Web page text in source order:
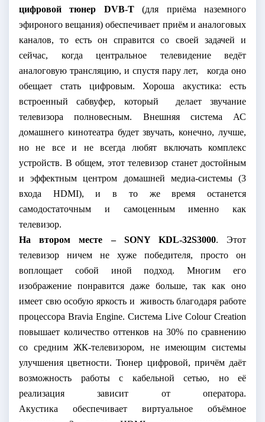
цифровой тюнер DVB-T
(для приёма наземного
эфироного вещания) обеспечивает приём и аналоговых
каналов, то есть он справится со своей задачей и
сейчас, когда центральное телевидение ведёт
аналоговую трансляцию, и спустя пару лет,
когда оно
обещает стать цифровым. Хороша акустика: есть
встроенный сабвуфер, который
делает звучание
телевизора полновесным. Внешняя система АС
домашнего кинотеатра будет звучать, конечно, лучше,
но не все и не всегда любят включать комплекс
устройств. В общем, этот телевизор станет достойным
и эффектным центром домашней медиа-системы (3
входа HDMI), и в то же время останется
самодостаточным и самоценным именно как
телевизор.
На втором месте – SONY KDL-32S3000. Этот
телевизор ничем не хуже победителя, просто он
воплощает собой иной подход. Многим его
изображение понравится даже больше, так как оно
имеет свю особую яркость и живость благодаря работе
процессора Bravia Engine. Система Live Colour Creation
повышает количество оттенков на 30% по сравнению
со средним ЖК-телевизором, не имеющим системы
улучшения цветности. Тюнер цифровой, причём даёт
возможность работы с кабельной сетью, но её
реализация зависит от оператора.
Акустика обеспечивает виртуальное объёмное